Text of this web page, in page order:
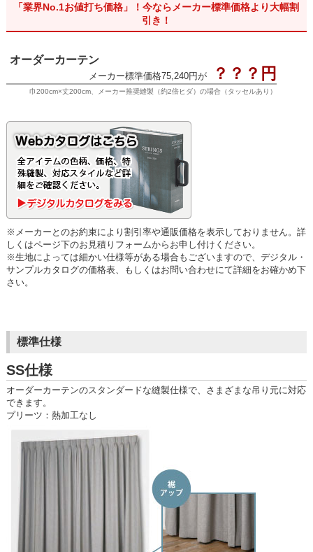
「業界No.1お値打ち価格」！今ならメーカー標準価格より大幅割
引き！
オーダーカーテン
メーカー標準価格75,240円が ？？？円
巾200cm×丈200cm、メーカー推奨縫製（約2倍ヒダ）の場合（タッセルあり）
※メーカーとのお約束により割引率や通販価格を表示しておりません。詳
しくはページ下のお見積りフォームからお申し付けください。
※生地によっては細かい仕様等がある場合もございますので、デジタル・
サンプルカタログの価格表、もしくはお問い合わせにて詳細をお確かめ下
さい。
標準仕様
SS仕様
オーダーカーテンのスタンダードな縫製仕様で、さまざまな吊り元に対応
できます。
プリーツ：熱加工なし